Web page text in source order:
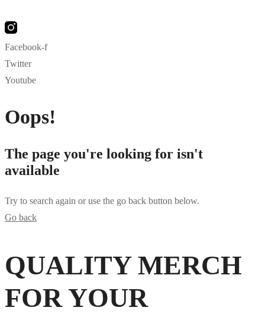
Facebook-f
Twitter
Youtube
Oops!
The page you're looking for isn't
available
Try to search again or use the go back button below.
Go back
QUALITY MERCH
FOR YOUR